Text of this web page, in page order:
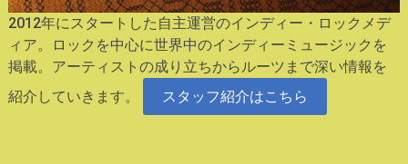
2012年にスタートした自主運営のインディー・ロックメデ
ィア。ロックを中心に世界中のインディーミュージックを
掲載。アーティストの成り立ちからルーツまで深い情報を
紹介していきます。
スタッフ紹介はこちら